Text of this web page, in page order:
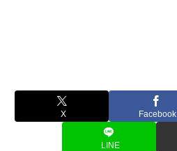
X Facebook
LINE